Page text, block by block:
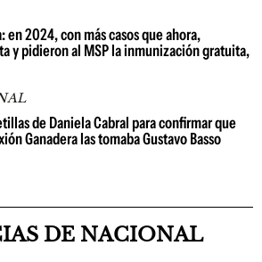
2024, con más casos que ahora,
y pidieron al MSP la inmunización gratuita,
de Daniela Cabral para confirmar que
Ganadera las tomaba Gustavo Basso
DE NACIONAL